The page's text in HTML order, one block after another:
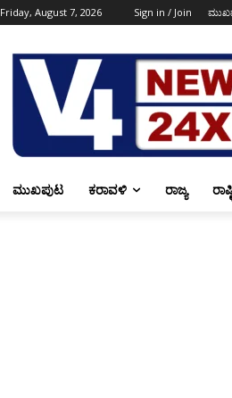
Friday, August 7, 2026 Sign in / Join
ಮುಖಪುಟ ಕರಾವಳಿ ರಾಜ್ಯ